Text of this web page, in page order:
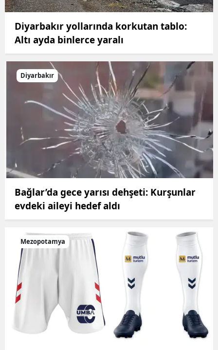
Diyarbakır yollarında korkutan tablo:
Altı ayda binlerce yaralı
Diyarbakır
Bağlar’da gece yarısı dehşeti: Kurşunlar
evdeki aileyi hedef aldı
Mezopotamya